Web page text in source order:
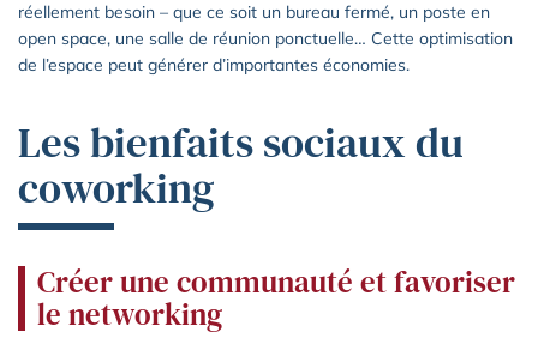
réellement besoin – que ce soit un bureau fermé, un poste en
open space, une salle de réunion ponctuelle… Cette optimisation
de l’espace peut générer d’importantes économies.
Les bienfaits sociaux du
coworking
Créer une communauté et favoriser
le networking